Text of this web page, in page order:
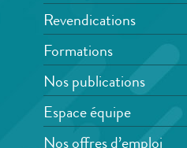
Revendications
Formations
Nos publications
Espace équipe
Nos offres d’emploi